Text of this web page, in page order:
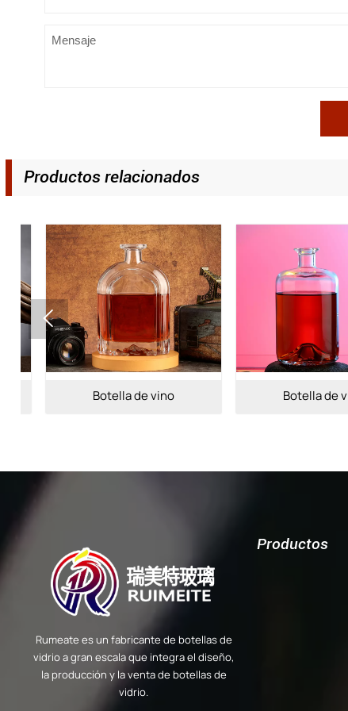
Productos relacionados
Botella de vino Botella de vino

Rumeate es un fabricante de botellas de
vidrio a gran escala que integra el diseño,
la producción y la venta de botellas de
vidrio.
Productos